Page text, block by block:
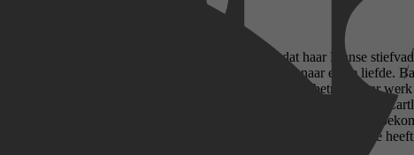
Ze groeit er gelukkig op, tot ze ontdekt dat haar Franse
kiest ze voor een vrij leven als fotograaf, op zoek naar echte liefde.
waarvan het merendeel (644 boeken) bouquetromans betrof. Haar
biografieën en toneelstukken. Behalve zeer productief was
97 was. Daarnaast schilderde ze zelf de afbeeldingen voor haar
Het einde is altijd goed, en liefde overwint alles. Daarmee